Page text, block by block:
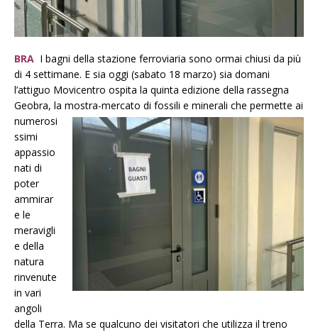
BRA I bagni della stazione ferroviaria sono ormai chiusi da più
di 4 settimane. E sia oggi (sabato 18 marzo) sia domani
l’attiguo Movicentro ospita la quinta edizione della rassegna
Geobra, la mostra-mercato di fossili e minerali che permette ai
numerosi
ssimi
appassio
nati di
poter
ammirar
e le
meravigli
e della
natura
rinvenute
in vari
angoli
della Terra. Ma se qualcuno dei visitatori che utilizza il treno